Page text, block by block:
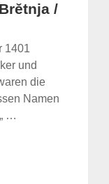
/
1401
und
die
Namen
…